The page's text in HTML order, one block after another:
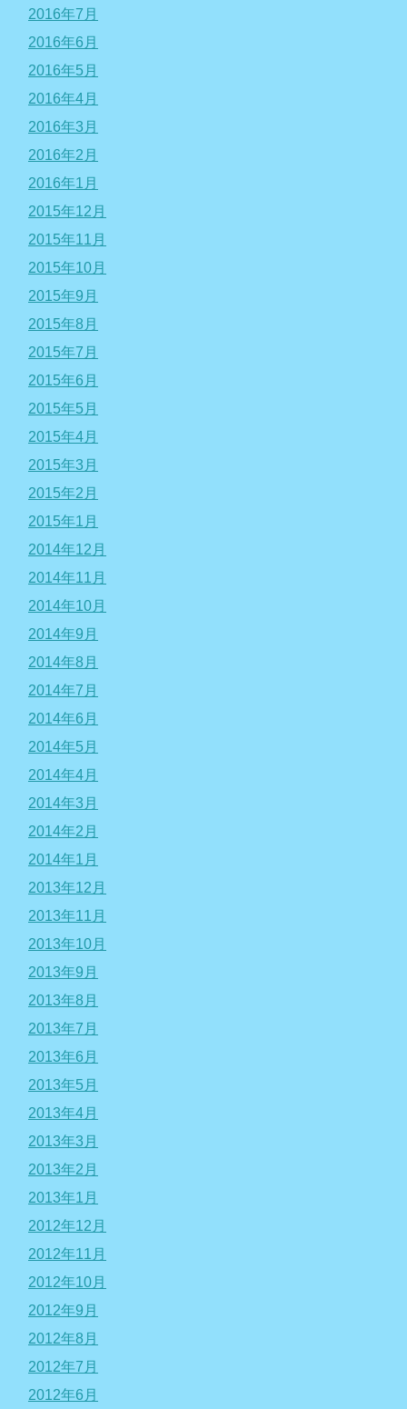
2016年7月
2016年6月
2016年5月
2016年4月
2016年3月
2016年2月
2016年1月
2015年12月
2015年11月
2015年10月
2015年9月
2015年8月
2015年7月
2015年6月
2015年5月
2015年4月
2015年3月
2015年2月
2015年1月
2014年12月
2014年11月
2014年10月
2014年9月
2014年8月
2014年7月
2014年6月
2014年5月
2014年4月
2014年3月
2014年2月
2014年1月
2013年12月
2013年11月
2013年10月
2013年9月
2013年8月
2013年7月
2013年6月
2013年5月
2013年4月
2013年3月
2013年2月
2013年1月
2012年12月
2012年11月
2012年10月
2012年9月
2012年8月
2012年7月
2012年6月